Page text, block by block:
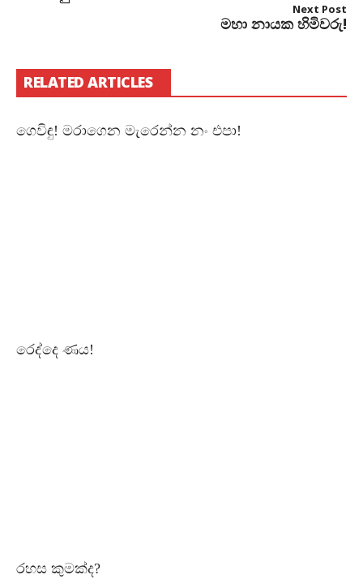
Next Post
මහා නායක හිමිවරු!
RELATED ARTICLES
ගෙවිඳු! මරාගෙන මැරෙන්න නං එපා!
රෙද්දෙ ණය!
රහස කුමක්ද?